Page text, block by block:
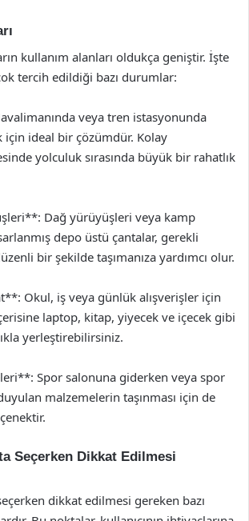
kullanım alanları oldukça geniştir. İşte
tercih edildiği bazı durumlar:
veya tren istasyonunda
için ideal bir çözümdür. Kolay
yolculuk sırasında büyük bir rahatlık
Dağ yürüyüşleri veya kamp
depo üstü çantalar, gerekli
bir şekilde taşımanıza yardımcı olur.
Okul, iş veya günlük alışverişler için
laptop, kitap, yiyecek ve içecek gibi
yerleştirebilirsiniz.
Spor salonuna giderken veya spor
malzemelerin taşınması için de
Seçerken Dikkat Edilmesi
dikkat edilmesi gereken bazı